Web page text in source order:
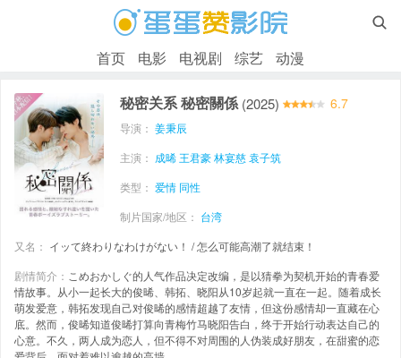

首页 电影 电视剧 综艺 动漫
秘密关系 秘密關係 (2025) 6.7
导演： 姜秉辰
主演： 成晞 王君豪林宴慈 袁子筑
类型： 爱情 同性
制片国家/地区： 台湾
又名： イッて終わりなわけがない！ / 怎么可能高潮了就结束！
剧情简介： こめおかしぐ的人气作品决定改编，是以猜拳为契机开始的青春爱
情故事。从小一起长大的俊晞、韩拓、晓阳从10岁起就一直在一起。随着成长
萌发爱意，韩拓发现自己对俊晞的感情超越了友情，但这份感情却一直藏在心
底。然而，俊晞知道俊晞打算向青梅竹马晓阳告白，终于开始行动表达自己的
心意。不久，两人成为恋人，但不得不对周围的人伪装成好朋友，在甜蜜的恋